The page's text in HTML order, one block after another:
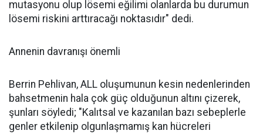
mutasyonu olup lösemi eğilimi olanlarda bu durumun
lösemi riskini arttıracağı noktasıdır" dedi.
Annenin davranışı önemli
Berrin Pehlivan, ALL oluşumunun kesin nedenlerinden
bahsetmenin hala çok güç olduğunun altını çizerek,
şunları söyledi; "Kalıtsal ve kazanılan bazı sebeplerle
genler etkilenip olgunlaşmamış kan hücreleri